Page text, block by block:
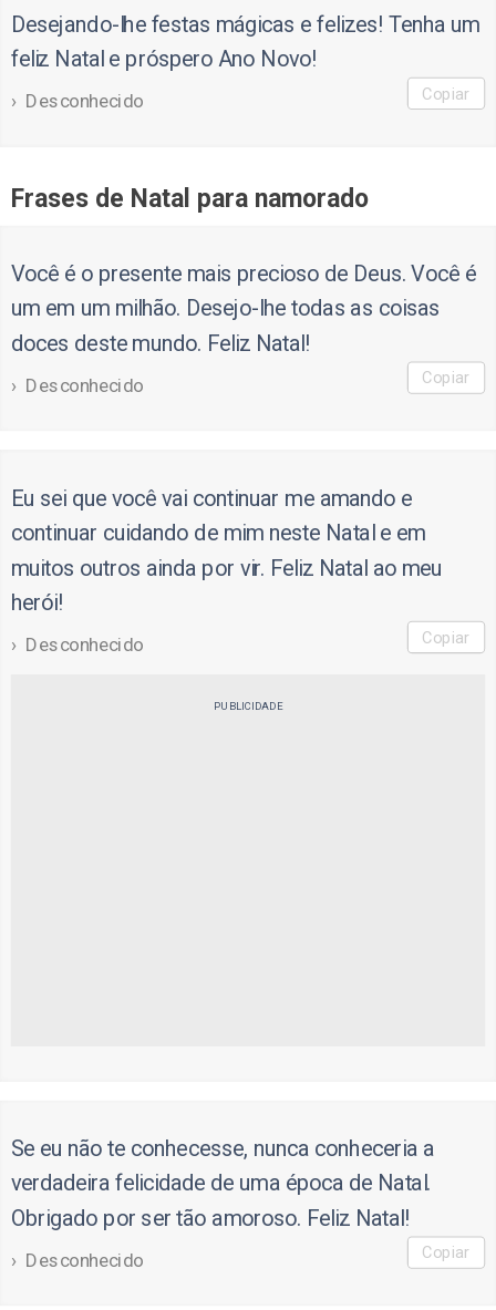
Desejando-lhe festas mágicas e felizes! Tenha um
feliz Natal e próspero Ano Novo!
Desconhecido Copiar
Frases de Natal para namorado
Você é o presente mais precioso de Deus. Você é
um em um milhão. Desejo-lhe todas as coisas
doces deste mundo. Feliz Natal!
Desconhecido Copiar
Eu sei que você vai continuar me amando e
continuar cuidando de mim neste Natal e em
muitos outros ainda por vir. Feliz Natal ao meu
herói!
Desconhecido Copiar
PUBLICIDADE
Se eu não te conhecesse, nunca conheceria a
verdadeira felicidade de uma época de Natal.
Obrigado por ser tão amoroso. Feliz Natal!
Desconhecido Copiar